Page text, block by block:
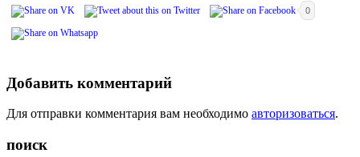
0
Добавить комментарий
Для отправки комментария вам необходимо авторизоваться.
поиск